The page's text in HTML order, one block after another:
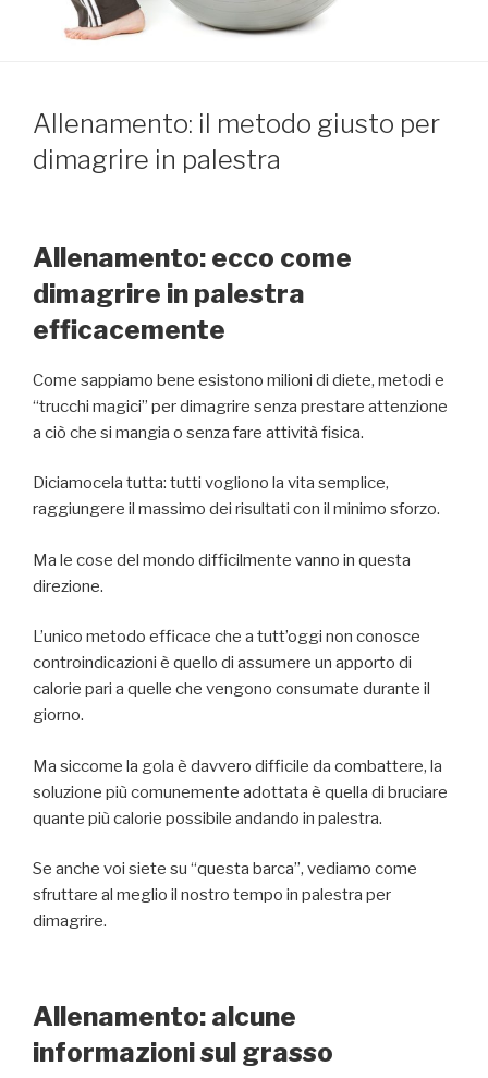
PUBBLICATO
IL
Allenamento: il metodo giusto per
dimagrire in palestra
Allenamento: ecco come
dimagrire in palestra
efficacemente
Come sappiamo bene esistono milioni di diete, metodi e
“trucchi magici” per dimagrire senza prestare attenzione
a ciò che si mangia o senza fare attività fisica.
Diciamocela tutta: tutti vogliono la vita semplice,
raggiungere il massimo dei risultati con il minimo sforzo.
Ma le cose del mondo difficilmente vanno in questa
direzione.
L’unico metodo efficace che a tutt’oggi non conosce
controindicazioni è quello di assumere un apporto di
calorie pari a quelle che vengono consumate durante il
giorno.
Ma siccome la gola è davvero difficile da combattere, la
soluzione più comunemente adottata è quella di bruciare
quante più calorie possibile andando in palestra.
Se anche voi siete su “questa barca”, vediamo come
sfruttare al meglio il nostro tempo in palestra per
dimagrire.
Allenamento: alcune
informazioni sul grasso